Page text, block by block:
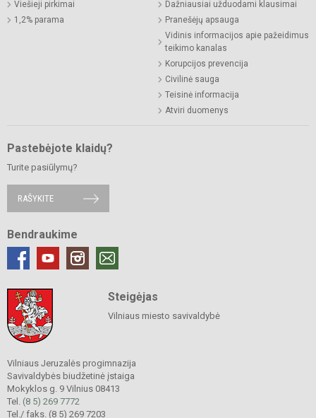
Viešieji pirkimai
1,2% parama
Dažniausiai užduodami klausimai
Pranešėjų apsauga
Vidinis informacijos apie pažeidimus
teikimo kanalas
Korupcijos prevencija
Civilinė sauga
Teisinė informacija
Atviri duomenys
Pastebėjote klaidų?
Turite pasiūlymų?
RAŠYKITE
Bendraukime
Steigėjas
Vilniaus miesto savivaldybė
Vilniaus Jeruzalės progimnazija
Savivaldybės biudžetinė įstaiga
Mokyklos g. 9 Vilnius 08413
Tel. (8 5) 269 7772
Tel./ faks. (8 5) 269 7203